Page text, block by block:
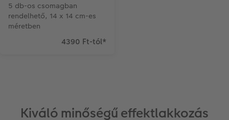
5 db-os csomagban
rendelhető, 14 x 14 cm-es
méretben
4390 Ft-tól*
Kiváló minőségű effektlakkozás